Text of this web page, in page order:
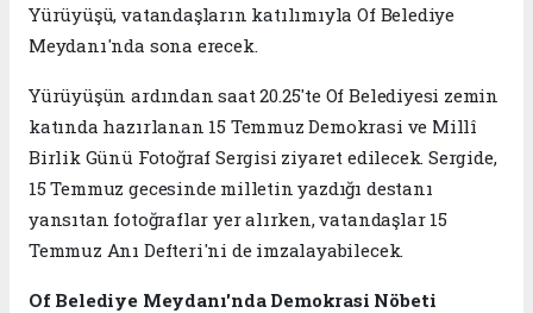
Yürüyüşü, vatandaşların katılımıyla Of Belediye
Meydanı'nda sona erecek.
Yürüyüşün ardından saat 20.25'te Of Belediyesi zemin
katında hazırlanan 15 Temmuz Demokrasi ve Millî
Birlik Günü Fotoğraf Sergisi ziyaret edilecek. Sergide,
15 Temmuz gecesinde milletin yazdığı destanı
yansıtan fotoğraflar yer alırken, vatandaşlar 15
Temmuz Anı Defteri'ni de imzalayabilecek.
Of Belediye Meydanı'nda Demokrasi Nöbeti